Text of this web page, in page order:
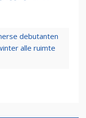
debutanten
alle ruimte